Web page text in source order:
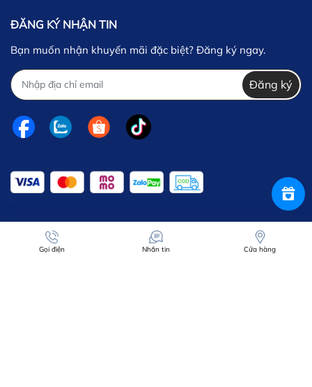
ĐĂNG KÝ NHẬN TIN
Bạn muốn nhận khuyến mãi đặc biệt? Đăng ký ngay.
Đăng ký
Gọi điện Nhắn tin Cửa hàng